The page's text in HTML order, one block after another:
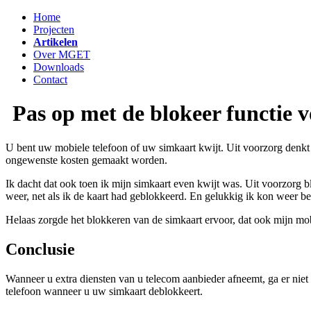
Home
Projecten
Artikelen
Over MGET
Downloads
Contact
Pas op met de blokeer functie
U bent uw mobiele telefoon of uw simkaart kwijt. Uit voorzorg
ongewenste kosten gemaakt worden.
Ik dacht dat ook toen ik mijn simkaart even kwijt was. Uit voorzorg
weer, net als ik de kaart had geblokkeerd. En gelukkig ik kon weer
Helaas zorgde het blokkeren van de simkaart ervoor, dat ook mijn
Conclusie
Wanneer u extra diensten van u telecom aanbieder afneemt, ga er
telefoon wanneer u uw simkaart deblokkeert.